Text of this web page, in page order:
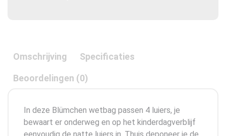
Omschrijving Specificaties
Beoordelingen (0)
In deze Blümchen wetbag passen 4 luiers, je
bewaart er onderweg en op het kinderdagverblijf